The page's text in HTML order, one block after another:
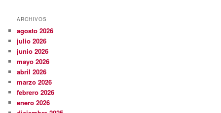
ARCHIVOS
agosto 2026
julio 2026
junio 2026
mayo 2026
abril 2026
marzo 2026
febrero 2026
enero 2026